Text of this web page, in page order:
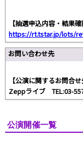
【抽選申込内容・結果確
https://rt.tstar.jp/lots/
お問い合わせ先
【公演に関するお問合せ
Zeppライブ TEL:03-
公演開催一覧